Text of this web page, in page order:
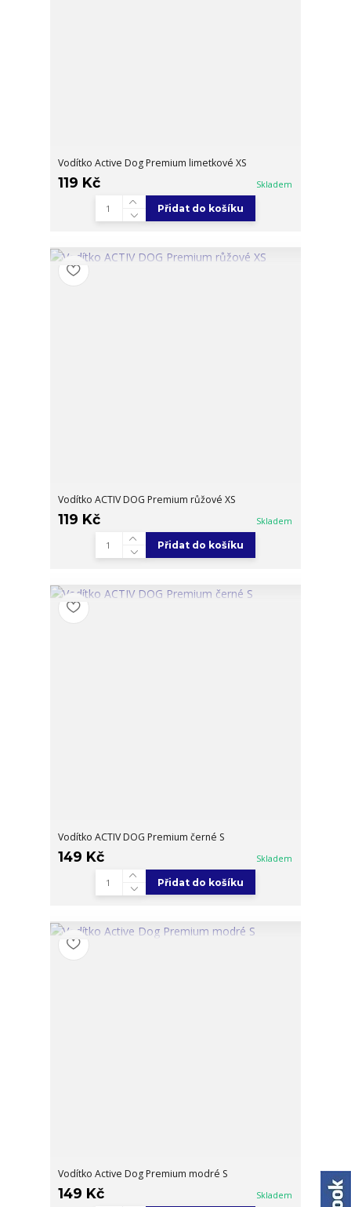
Vodítko Active Dog Premium limetkové XS
119 Kč Skladem
Přidat do košíku
Vodítko ACTIV DOG Premium růžové XS
119 Kč Skladem
Přidat do košíku
Vodítko ACTIV DOG Premium černé S
149 Kč Skladem
Přidat do košíku
Vodítko Active Dog Premium modré S
149 Kč Skladem